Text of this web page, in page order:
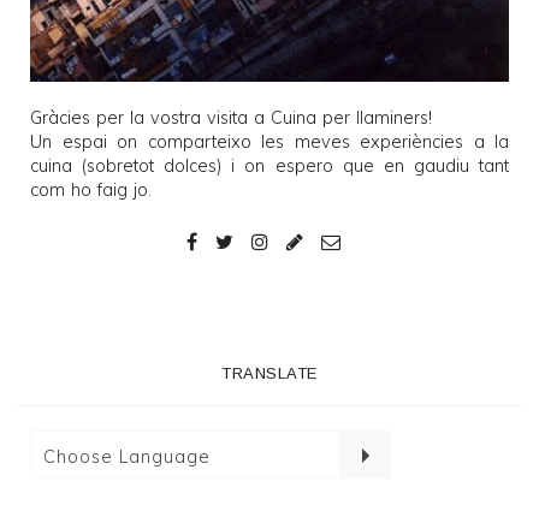
Gràcies per la vostra visita a Cuina per llaminers!
Un espai on comparteixo les meves experiències a la
cuina (sobretot dolces) i on espero que en gaudiu tant
com ho faig jo.
TRANSLATE